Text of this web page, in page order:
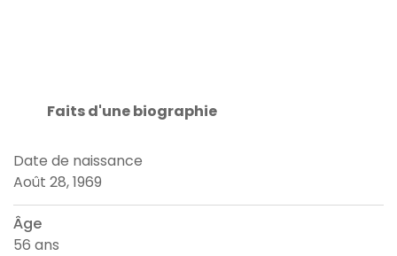
Faits d'une biographie
Date de naissance
Août 28, 1969
Âge
56 ans